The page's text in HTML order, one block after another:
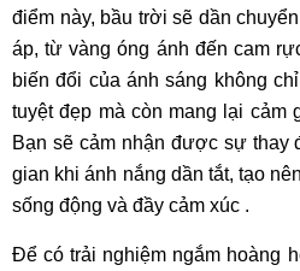
điểm này, bầu trời sẽ dần
áp, từ vàng óng ánh đến cam
biến đổi của ánh sáng không
tuyệt đẹp mà còn mang lại cảm
Bạn sẽ cảm nhận được sự thay
gian khi ánh nắng dần tắt, tạo
sống động và đầy cảm xúc .
Để có trải nghiệm ngắm hoàng